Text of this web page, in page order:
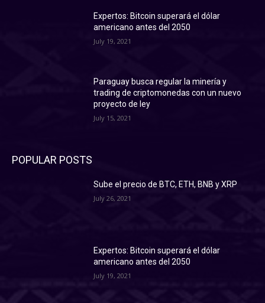
Expertos: Bitcoin superará el dólar
americano antes del 2050
July 19, 2021
Paraguay busca regular la minería y
trading de criptomonedas con un nuevo
proyecto de ley
July 15, 2021
POPULAR POSTS
Sube el precio de BTC, ETH, BNB y XRP
July 26, 2021
Expertos: Bitcoin superará el dólar
americano antes del 2050
July 19, 2021